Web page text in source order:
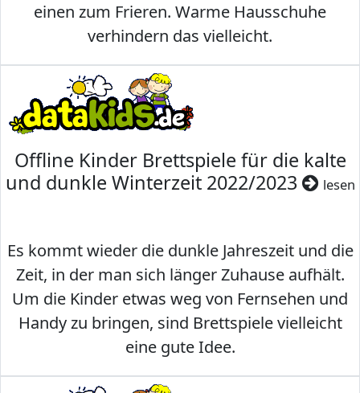
einen zum Frieren. Warme Hausschuhe
verhindern das vielleicht.
Offline Kinder Brettspiele für die kalte
und dunkle Winterzeit 2022/2023
lesen
Es kommt wieder die dunkle Jahreszeit und die
Zeit, in der man sich länger Zuhause aufhält.
Um die Kinder etwas weg von Fernsehen und
Handy zu bringen, sind Brettspiele vielleicht
eine gute Idee.